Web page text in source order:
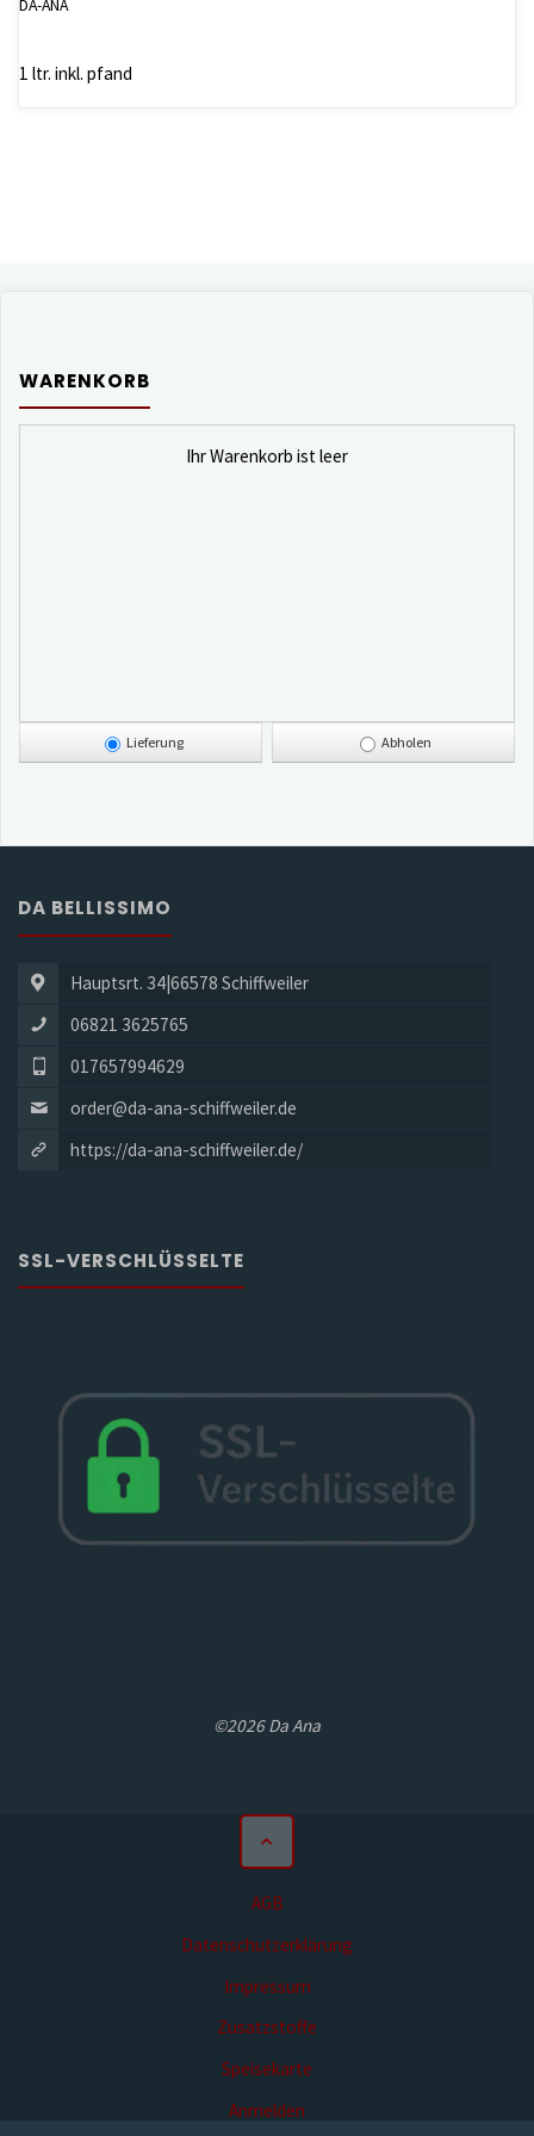
DA-ANA
1 ltr. inkl. pfand
WARENKORB
Ihr Warenkorb ist leer
Lieferung Abholen
DA BELLISSIMO
Hauptsrt. 34|66578 Schiffweiler
06821 3625765
017657994629
order@da-ana-schiffweiler.de
https://da-ana-schiffweiler.de/
SSL-VERSCHLÜSSELTE
©2026 Da Ana
AGB
Datenschutzerklärung
Impressum
Zusatzstoffe
Speisekarte
Anmelden